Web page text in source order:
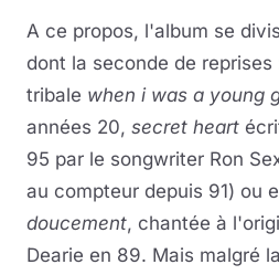
A ce propos, l'album se
dont la seconde de
tribale when i was a young
années 20, secret heart
95 par le songwriter Ron
au compteur depuis 91) ou
doucement, chantée à
Dearie en 89. Mais malgré